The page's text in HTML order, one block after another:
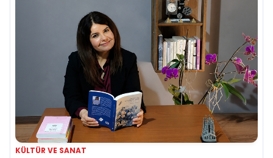
KÜLTÜR VE SANAT